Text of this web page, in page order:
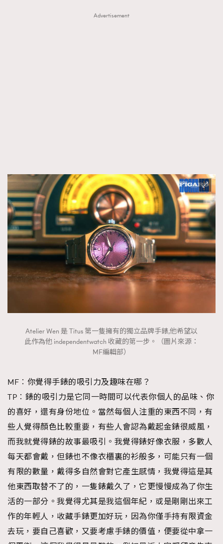
Advertisement
Atelier Wen 是 Titus 第一隻擁有的獨立品牌手錶,他希望以
此作為他 independentwatch 收藏的第一步。（圖片來源：
MF編輯部）
MF︰你覺得手錶的吸引力及趣味在哪？
TP︰錶的吸引力是它同一時間可以代表你個人的品味、你
的喜好，還有身份地位。當然每個人注重的東西不同，有
些人覺得顏色比較重要，有些人會認為戴起金錶很威風，
而我就覺得錶的故事最吸引。我覺得錶好像衣服，多數人
每天都會戴，但錶也不像衣櫃裏的衫般多，可能只有一個
有限的數量，戴得多自然會對它產生感情，我覺得這是其
他東西取替不了的，一隻錶戴久了，它更慢慢成為了你生
活的一部分。我覺得尤其是我這個年紀，或是剛剛出來工
作的年輕人，收藏手錶更加好玩，因為你僅手持有限資金
去玩，要自己喜歡，又要考慮手錶的價值，便要從中拿一